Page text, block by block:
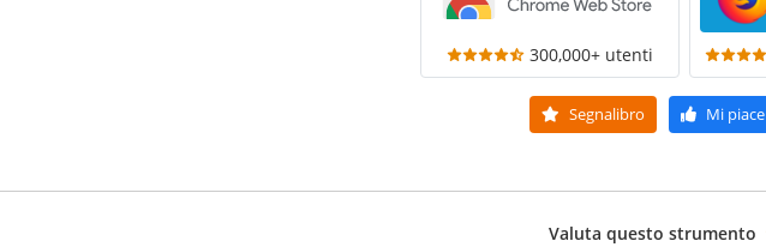
300,000+ utenti
Segnalibro Mi piace
Valuta questo strumento